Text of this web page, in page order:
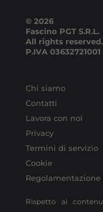
© 2026
Fascino PGT S.R.L.
All rights reserved.
P.IVA 03632721001
Chi siamo
Contatti
Lavora con noi
Privacy
Termini di servizio
Cookie
Regolamentazione
Rispetto ai